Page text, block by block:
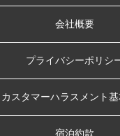
会社概要
プライバシーポリシ
カスタマーハラスメント
宿泊約款